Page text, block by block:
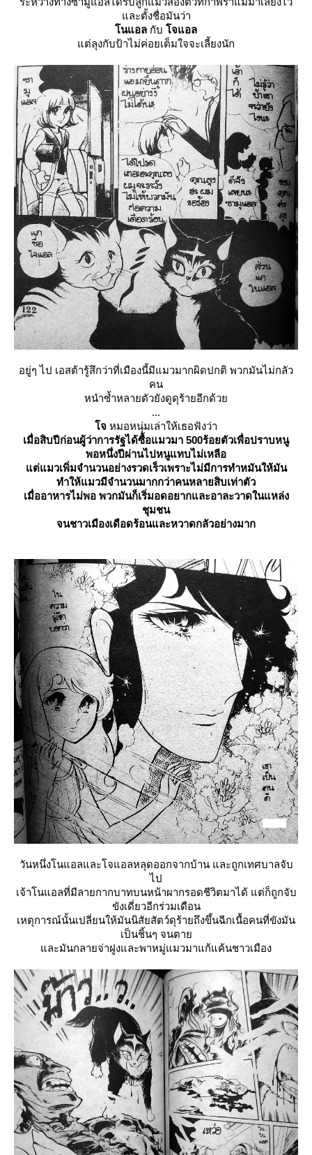
ละตั้งชื่อมันว่า
นแอล กับ จแอล
ต่ลุงกับป้าไม่ค่อยเต็มใจจะเลี้ยงนัก
อยู่ๆ ไป เอสต้ารู้สึกว่าที่เมืองนี้มีแมวมากผิดปกติ พวกมันไม่กลัว
คน
หนำซ้ำหลายตัวยังดูดุร้ายอีกด้ว
...
จ หมอหนุ่มเล่าให้เธอฟังว่า
เมื่อสิบปีก่อนผู้ว่าการรัฐได้ซื้อแมวมา 500ร้อยตัวเพื่อปราบหนู
พอหนึ่งปีผ่านไปหนูแทบไม่เหลือ
ต่แมวเพิ่มจำนวนอย่างรวดเร็วเพราะไม่มีการทำหมันให้มัน
ทำให้แมวมีจำนวนมากกว่าคนหลายสิบเท่าตัว
เมื่ออาหารไม่พอ พวกมันก็เริ่มอดอยากและอาละวาดในแหล่ง
ชุมชน
จนชาวเมืองเดือดร้อนและหวาดกลัวอย่างมาก
วันหนึ่งโนแอลและโจแอลหลุดออกจากบ้าน และถูกเทศบาลจับ
ไป
เจ้าโนแอลที่มีลายกากบาทบนหน้าผากรอดชีวิตมาได้ แต่ก็ถูกจับ
ขังเดี่ยวอีกร่วมเดือน
เหตุการณ์นั้นเปลี่ยนให้มันนิสัยสัตว์ดุร้ายถึงขึ้นฉีกเนื้อคนที่ขังมัน
เป็นชิ้นๆ จนตา
ละมันกลายจ่าฝูงและพาหมู่แมวมาแก้แค้นชาวเมือง